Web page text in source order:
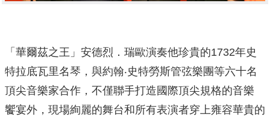
「華爾茲之王」安德烈．瑞歐演奏他珍貴的1732年史
特拉底瓦里名琴，與約翰‧史特勞斯管弦樂團等六十名
頂尖音樂家合作，不僅聯手打造國際頂尖規格的音樂
饗宴外，現場絢麗的舞台和所有表演者穿上雍容華貴的